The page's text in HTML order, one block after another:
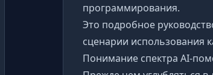
программирования.
Это подробное
сценарии использования
Понимание спектра AI-